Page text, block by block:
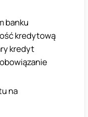
banku
kredytową
kredyt
na